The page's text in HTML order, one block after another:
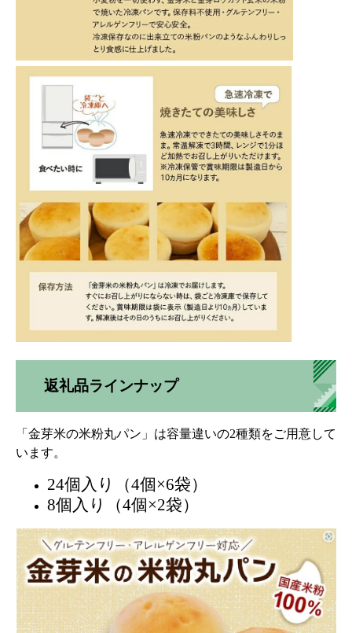
返礼品ラインナップ
「金芽米の米粉丸パン」は容量違いの2種類をご用意して
います。
24個入り（4個×6袋）​
8個入り（4個×2袋）